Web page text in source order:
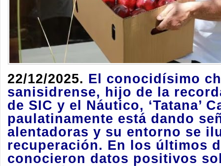
22/12/2025. El conocidísimo
sanisidrense, hijo de la
de SIC y el Náutico, ‘Tatana’
paulatinamente está dando
alentadoras y su entorno se
recuperación. En los últimos
conocieron datos positivos